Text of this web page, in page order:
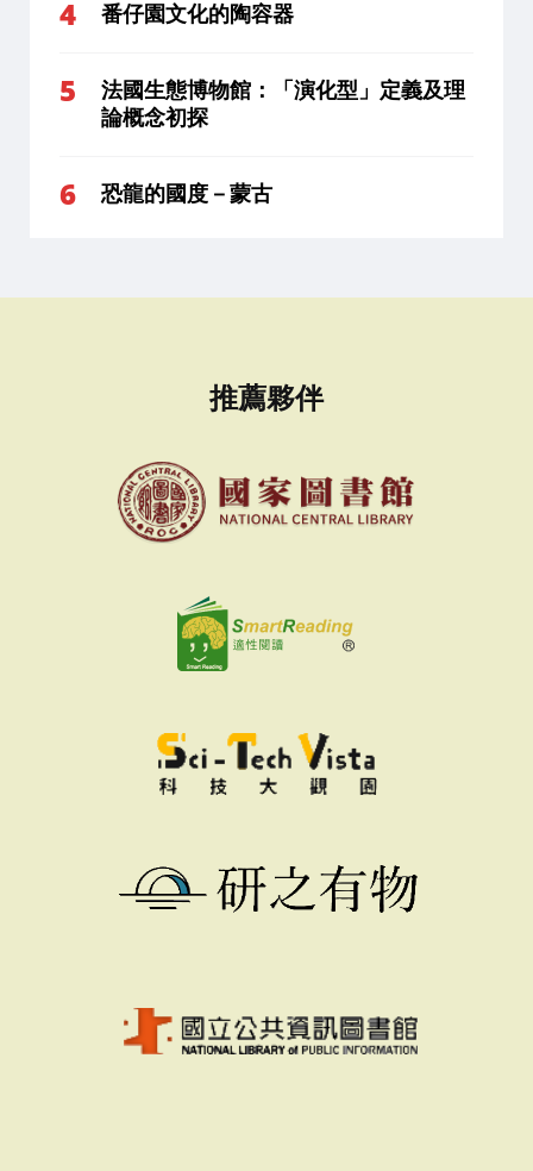
番仔園文化的陶容器
法國生態博物館：「演化型」定義及理
論概念初探
恐龍的國度－蒙古
推薦夥伴